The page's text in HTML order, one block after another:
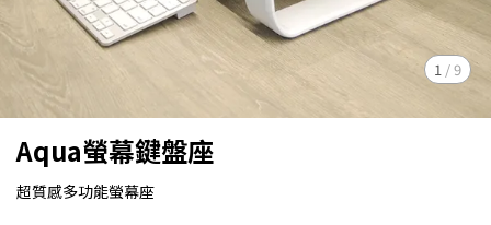
1 /9
Aqua螢幕鍵盤座
超質感多功能螢幕座